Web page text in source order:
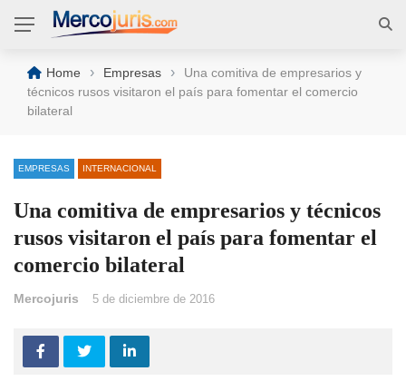
Home › Empresas ›
Una comitiva de empresarios y
técnicos rusos visitaron el país para fomentar el comercio
bilateral
EMPRESAS INTERNACIONAL
Una comitiva de empresarios y técnicos
rusos visitaron el país para fomentar el
comercio bilateral
Mercojuris 5 de diciembre de 2016